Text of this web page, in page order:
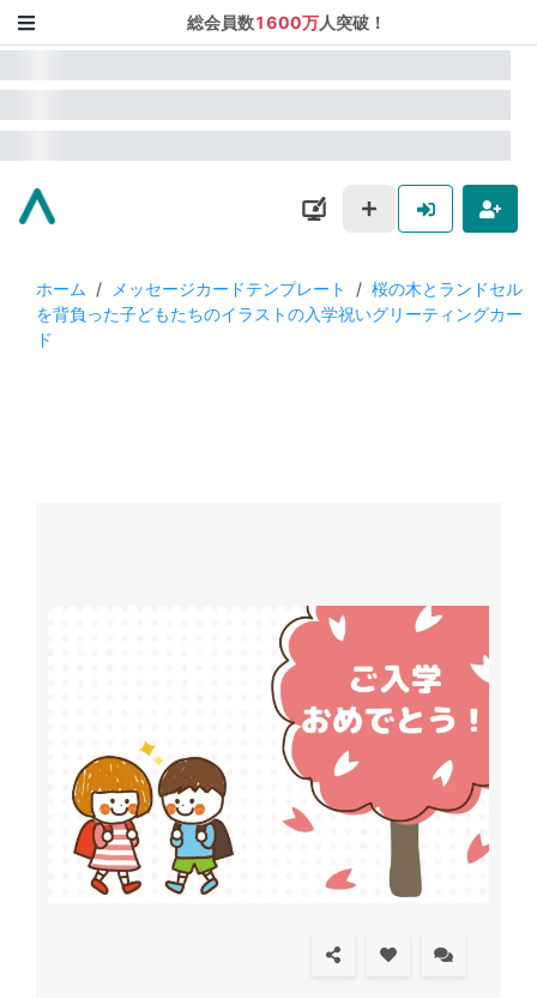
総会員数1600万人突破！
ホーム / メッセージカードテンプレート / 桜の木とランドセル
を背負った子どもたちのイラストの入学祝いグリーティングカー
ド